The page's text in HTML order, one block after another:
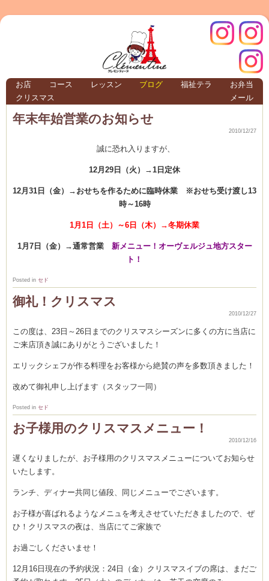
クレモンティーヌ –
新百合ヶ丘の料理教
お店 コース レッスン ブログ 福祉テラ
お弁当
クリスマス
メール
インス
クレモ
年末年始営業のお知らせ
2010/12/27
誠に恐れ入りますが、
12月29日（火）→1日定休
12月31日（金）→おせちを作るために臨時休業 ※おせち受け渡し13
時～16時
1月1日（土）～6日（木）→冬期休業
1月7日（金）→通常営業 新メニュー！オーヴェルジュ地方スター
ト！
Posted in セド
御礼！クリスマス
2010/12/27
この度は、23日～26日までのクリスマスシーズンに多くの方に当店に
ご来店頂き誠にありがとうございました！
エリックシェフが作る料理をお客様から絶賛の声を多数頂きました！
改めて御礼申し上げます（スタッフ一同）
Posted in セド
お子様用のクリスマスメニュー！
2010/12/16
遅くなりましたが、お子様用のクリスマスメニューについてお知らせ
いたします。
ランチ、ディナー共同じ値段、同じメニューでございます。
お子様が喜ばれるようなメニュを考えさせていただきましたので、ぜ
ひ！クリスマスの夜は、当店にてご家族で
お過ごしくださいませ！
12月16日現在の予約状況：24日（金）クリスマスイブの席は、まだご